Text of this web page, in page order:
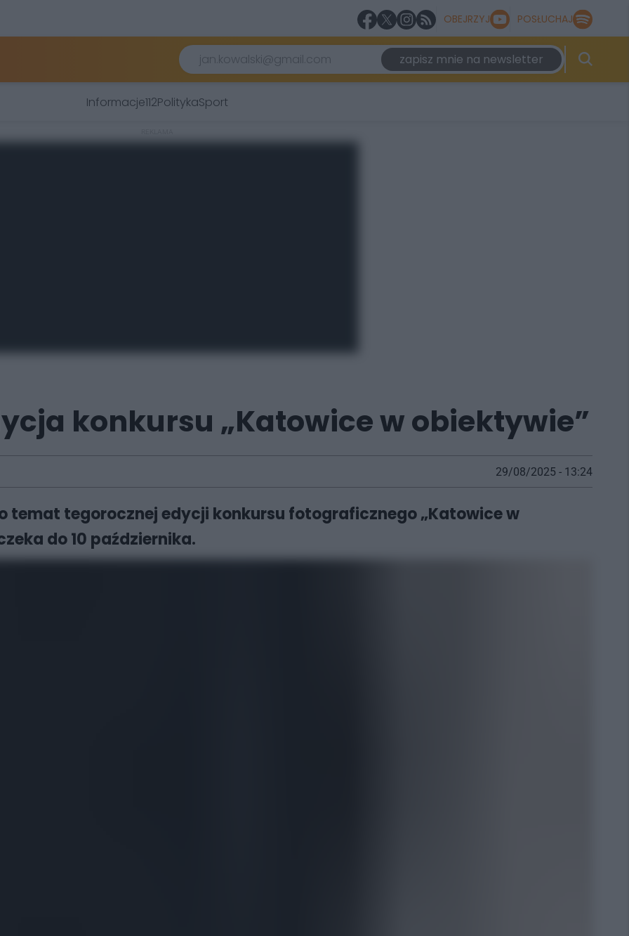
OBEJRZYJ POSŁUCHAJ
zapisz mnie na newsletter
Informacje112PolitykaSport
konkursu „Katowice w obiektywie”
29/08/2025 - 13:24
temat tegorocznej edycji konkursu fotograficznego „Katowice w
do 10 października.